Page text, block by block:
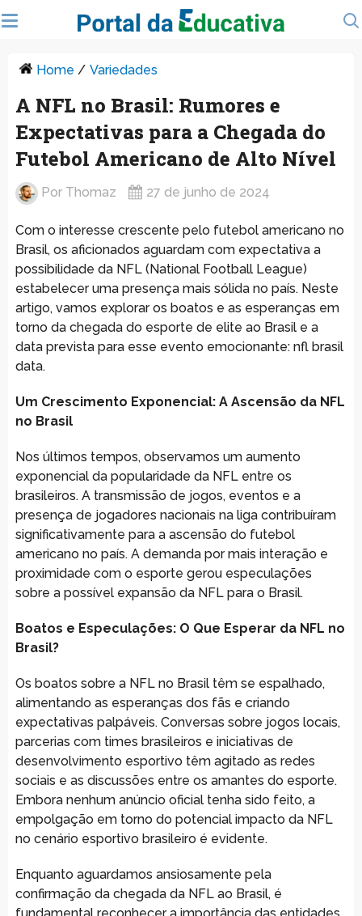
Home / Variedades
A NFL no Brasil: Rumores e
Expectativas para a Chegada do
Futebol Americano de Alto Nível
Por Thomaz 27 de junho de 2024
Com o interesse crescente pelo futebol americano no
Brasil, os aficionados aguardam com expectativa a
possibilidade da NFL (National Football League)
estabelecer uma presença mais sólida no país. Neste
artigo, vamos explorar os boatos e as esperanças em
torno da chegada do esporte de elite ao Brasil e a
data prevista para esse evento emocionante: nfl brasil
data.
Um Crescimento Exponencial: A Ascensão da NFL
no Brasil
Nos últimos tempos, observamos um aumento
exponencial da popularidade da NFL entre os
brasileiros. A transmissão de jogos, eventos e a
presença de jogadores nacionais na liga contribuíram
significativamente para a ascensão do futebol
americano no país. A demanda por mais interação e
proximidade com o esporte gerou especulações
sobre a possível expansão da NFL para o Brasil.
Boatos e Especulações: O Que Esperar da NFL no
Brasil?
Os boatos sobre a NFL no Brasil têm se espalhado,
alimentando as esperanças dos fãs e criando
expectativas palpáveis. Conversas sobre jogos locais,
parcerias com times brasileiros e iniciativas de
desenvolvimento esportivo têm agitado as redes
sociais e as discussões entre os amantes do esporte.
Embora nenhum anúncio oficial tenha sido feito, a
empolgação em torno do potencial impacto da NFL
no cenário esportivo brasileiro é evidente.
Enquanto aguardamos ansiosamente pela
confirmação da chegada da NFL ao Brasil, é
fundamental reconhecer a importância das entidades